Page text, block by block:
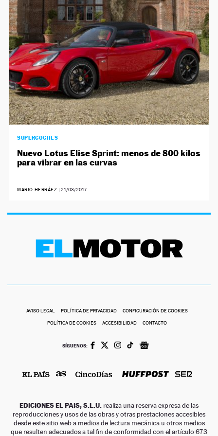
NEWSLETTER
SÍGUENOS
SUPERCOCHES
Nuevo Lotus Elise Sprint: menos de 800 kilos
para vibrar en las curvas
MARIO HERRÁEZ | 21/03/2017
AVISO LEGAL POLÍTICA DE PRIVACIDAD CONFIGURACIÓN DE COOKIES
POLÍTICA DE COOKIES ACCESIBILIDAD CONTACTO
SÍGUENOS:
EDICIONES EL PAIS, S.L.U. realiza una reserva expresa de las
reproducciones y usos de las obras y otras prestaciones accesibles
desde este sitio web a medios de lectura mecánica u otros medios
que resulten adecuados a tal fin de conformidad con el artículo 67.3